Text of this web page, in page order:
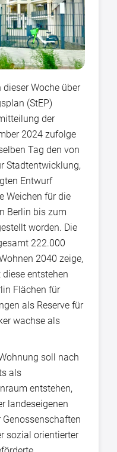
Woche über
(StEP)
der
2024 zufolge
Tag den von
Stadtentwicklung,
Entwurf
Weichen für die
Berlin bis zum
worden. Die
222.000
2040 zeige,
entstehen
Flächen für
als Reserve für
wachse als
soll nach
als
entstehen,
landeseigenen
sozial orientierter